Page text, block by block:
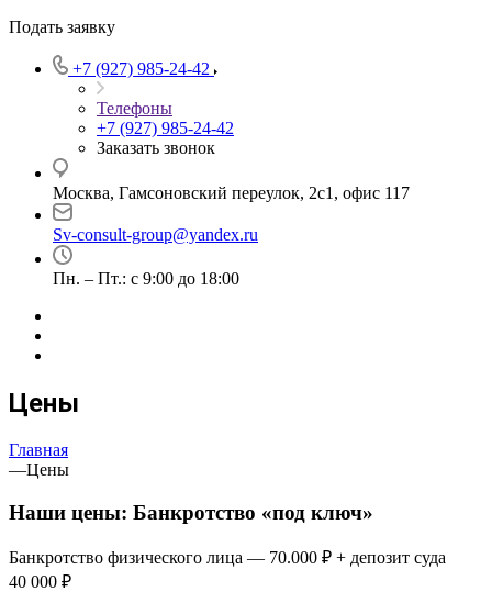
Подать заявку
+7 (927) 985-24-42
Телефоны
+7 (927) 985-24-42
Заказать звонок
Москва, Гамсоновский переулок, 2с1, офис 117
Sv-consult-group@yandex.ru
Пн. – Пт.: с 9:00 до 18:00
Цены
Главная
—Цены
Наши цены: Банкротство «под ключ»
Банкротство физического лица — 70.000 ₽ + депозит суда
40 000 ₽